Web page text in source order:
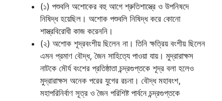
(১) পশুবলি অশোকের বহু আগে শ্রুতিশাস্ত্রে ও উপনিষদে
নিষিদ্ধ হয়েছিল। অশোক পশুবলি নিষিদ্ধ করে কোনো
শাস্ত্রবিরোধী কাজ করেননি।
(২) অশোক শূদ্রবংশীয় ছিলেন না। তিনি ক্ষত্রিয় বংশীয় ছিলেন
এমন প্রমাণ বৌদ্ধ, জৈন সাহিত্যে পাওয়া যায়। মুদ্রারাক্ষস
নাটকে মৌর্য বংশের প্রতিষ্ঠাতা চন্দ্রগুপ্তকে শূদ্র বলা হলেও
মুদ্রারাক্ষস অনেক পরের যুগের রচনা। বৌদ্ধ মহাবংশ,
মহাপরিনির্বাণ সূত্র ও জৈন পরিশিষ্ট পার্বনে চন্দ্রগুপ্তকে